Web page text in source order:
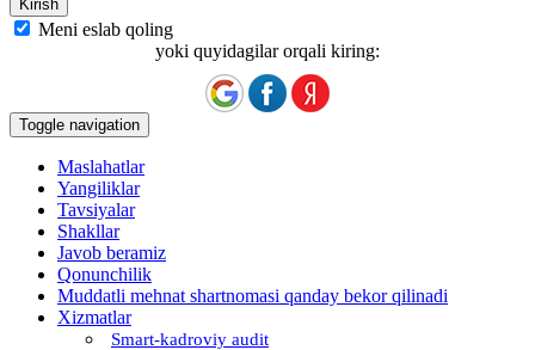
Meni eslab qoling
yoki quyidagilar orqali kiring:
Toggle navigation
Maslahatlar
Yangiliklar
Tavsiyalar
Shakllar
Javob beramiz
Qonunchilik
Muddatli mehnat shartnomasi qanday bekor qilinadi
Xizmatlar
Smart-kadroviy audit